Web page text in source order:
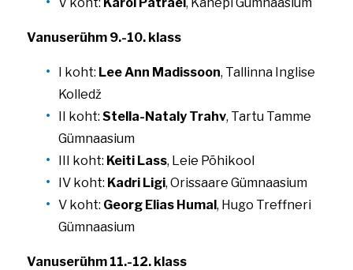
Vanuserühm 9.-10. klass
I koht: Lee Ann Madissoon, Tallinna Inglise
Kolledž
II koht: Stella-Nataly Trahv, Tartu Tamme
Gümnaasium
III koht: Keiti Lass, Leie Põhikool
IV koht: Kadri Ligi, Orissaare Gümnaasium
V koht: Georg Elias Humal, Hugo Treffneri
Gümnaasium
Vanuserühm 11.-12. klass